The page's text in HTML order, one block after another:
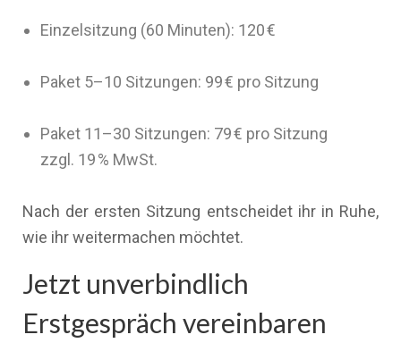
Einzelsitzung (60 Minuten): 120 €
Paket 5–10 Sitzungen: 99 € pro Sitzung
Paket 11–30 Sitzungen: 79 € pro Sitzung
zzgl. 19 % MwSt.
Nach der ersten Sitzung entscheidet ihr in Ruhe,
wie ihr weitermachen möchtet.
Jetzt unverbindlich
Erstgespräch vereinbaren